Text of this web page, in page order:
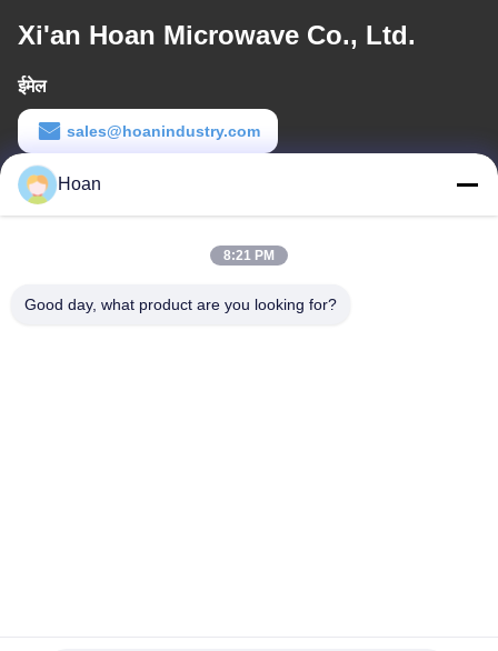
Xi'an Hoan Microwave Co., Ltd.
ईमेल
sales@hoanindustry.com
कार्य समय
8:00-18:00
कंपनी का पता
Hoan
8:21 PM
Good day, what product are you looking for?